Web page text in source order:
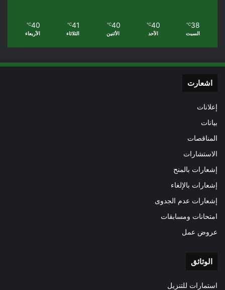
38
℃
السبت
40
℃
الأحد
40
℃
الأثنين
41
℃
الثلاثاء
40
℃
الأربعاء
اشعارت
إعلانات
بيانات
المناقصات
الاستشارات
إشعارات بالمنح
إشعارات بالإلغاء
إشعارات عدم الجدوى
امتحانات ومسابقات
عروض عمل
الوثائق
استمارات للتنزيل